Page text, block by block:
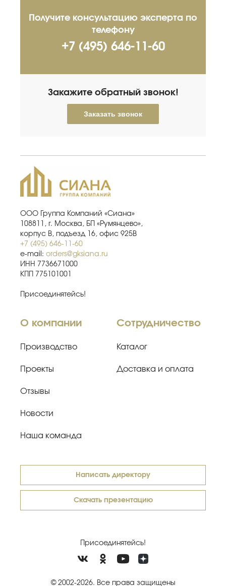
Получите консультацию эксперта по
телефону
+7 (495) 646-11-60
Закажите обратный звонок!
Заказать звонок
ООО Группа Компаний «Сиана»
108811, г. Москва, БП «Румянцево»,
корпус В, подъезд 16, офис 925В
+7 (495) 646-11-60
e-mail: orders@gksiana.ru
ИНН 7736671000
КПП 775101001
Присоединятейсь!
О компании
Производство
Проекты
Отзывы
Новости
Наша команда
Сотрудничество
Каталог
Доставка и оплата
Написать директору
Скачать презентацию
Присоединятейсь!
© 2002-2026. Все права защищены